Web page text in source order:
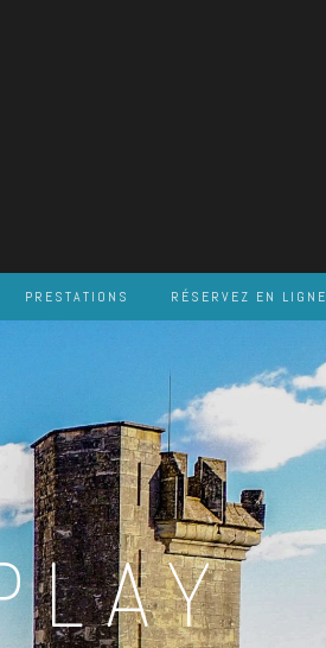
PRESTATIONS RÉSERVEZ EN LIGNE